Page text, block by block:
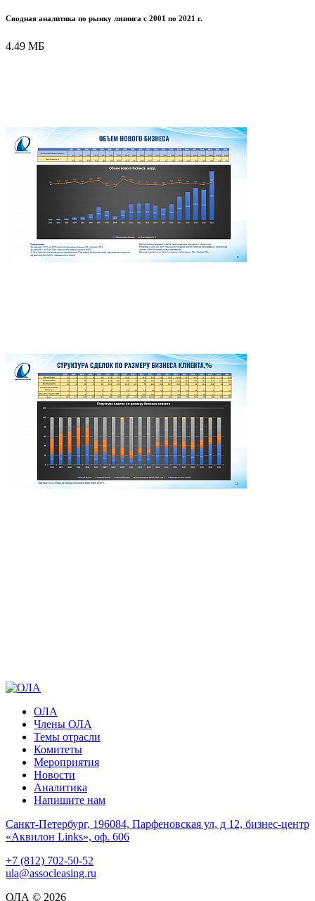
Сводная аналитика по рынку лизинга с 2001 по 2021 г.
4.49 МБ
ОЛА
Члены ОЛА
Темы отрасли
Комитеты
Мероприятия
Новости
Аналитика
Напишите нам
Санкт-Петербург, 196084, Парфеновская ул, д 12, бизнес-центр
«Аквилон Links», оф. 606
+7 (812) 702-50-52
ula@assocleasing.ru
ОЛА © 2026